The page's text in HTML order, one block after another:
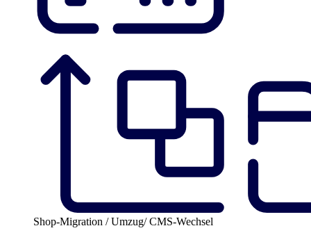
Shop-Migration / Umzug/ CMS-Wechsel